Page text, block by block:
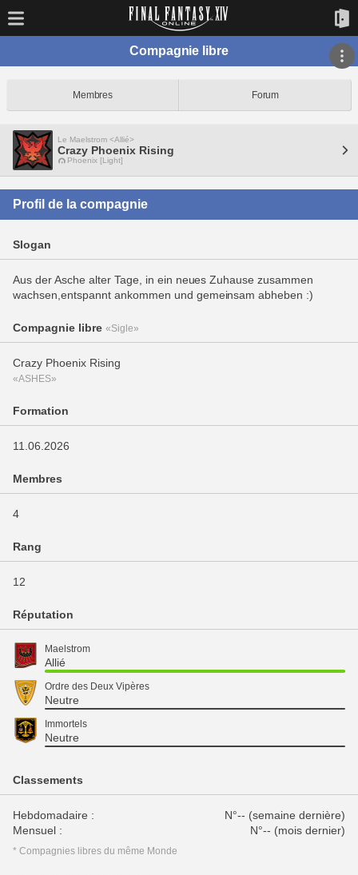
Compagnie libre
Membres Forum
Le Maelstrom <Allié>
Crazy Phoenix Rising
Phoenix [Light]
Profil de la compagnie
Slogan
Aus der Asche alter Tage, in ein neues Zuhause zusammen
wachsen,entspannt ankommen und gemeinsam abheben :)
Compagnie libre «Sigle»
Crazy Phoenix Rising
«ASHES»
Formation
11.06.2026
Membres
4
Rang
12
Réputation
Maelstrom
Allié
Ordre des Deux Vipères
Neutre
Immortels
Neutre
Classements
Hebdomadaire :
N°-- (semaine dernière)
Mensuel :
N°-- (mois dernier)
* Compagnies libres du même Monde